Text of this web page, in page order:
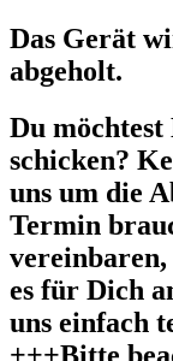
Das Gerät
abgeholt.
Du
schicken?
uns um die
Termin
vereinbaren,
es für Dich
uns einfach